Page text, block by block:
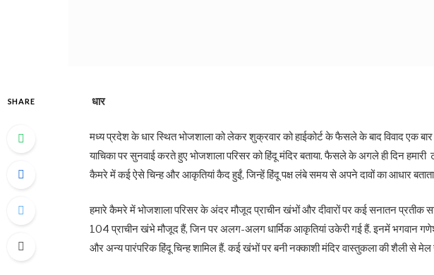
SHARE धार
मध्य प्रदेश के धार स्थित भोजशाला को लेकर शुक्रवार को हाईकोर्ट के फैसले के बाद विवाद एक बार
याचिका पर सुनवाई करते हुए भोजशाला परिसर को हिंदू मंदिर बताया. फैसले के अगले ही दिन
कैमरे में कई ऐसे चिन्ह और आकृतियां कैद हुईं, जिन्हें हिंदू पक्ष लंबे समय से अपने दावों का आधार बताता
हमारे कैमरे में भोजशाला परिसर के अंदर मौजूद प्राचीन खंभों और दीवारों पर कई सनातन प्रतीक
104 प्राचीन खंभे मौजूद हैं, जिन पर अलग-अलग धार्मिक आकृतियां उकेरी गई हैं. इनमें भगवान गणेश
और अन्य पारंपरिक हिंदू चिन्ह शामिल हैं. कई खंभों पर बनी नक्काशी मंदिर वास्तुकला की शैली से